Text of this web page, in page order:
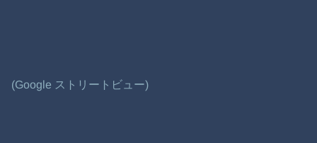
(Google ストリートビュー)